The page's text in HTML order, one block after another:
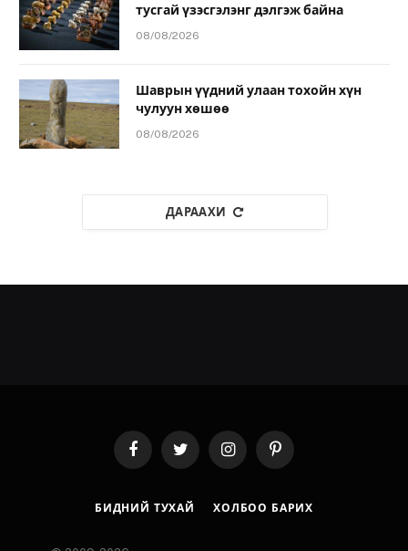
тусгай үзэсгэлэнг дэлгэж байна
08/08/2026
Шаврын үүдний улаан тохойн хүн
чулуун хөшөө
08/08/2026
ДАРААХИ
FacebookTwitter InstagramPinterest
БИДНИЙ ТУХАЙ ХОЛБОО БАРИХ